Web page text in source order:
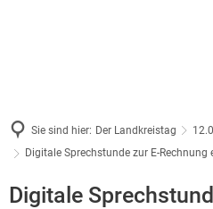
Sie sind hier: Der Landkreistag
Digitale Sprechstunde zur E-
Digitale